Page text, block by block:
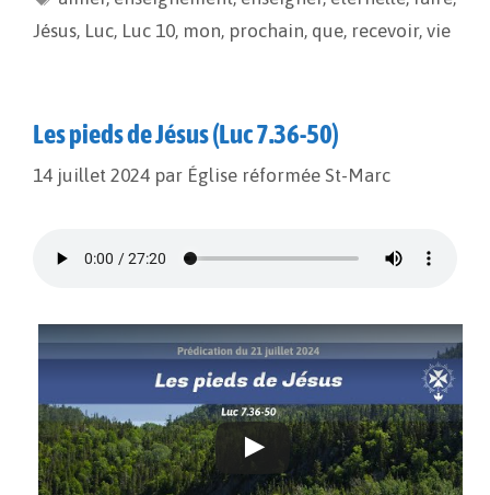
e
Jésus, Luc, Luc 10, mon, prochain, que, recevoir, vie
Les pieds de Jésus (Luc 7.36-50)
14 juillet 2024 par Église réformée St-Marc